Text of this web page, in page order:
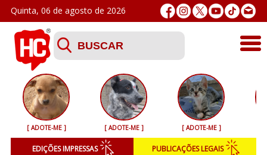
Quinta, 06 de agosto de 2026
Últimas
Esporte
Segurança
[ ADOTE-ME ] [ ADOTE-ME ] [ ADOTE-ME ]
EDIÇÕES IMPRESSAS PUBLICAÇÕES LEGAIS